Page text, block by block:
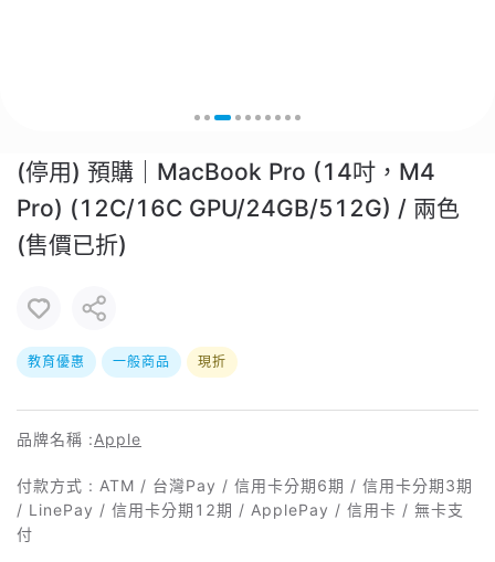
(停用) 預購｜MacBook Pro (14吋，M4
Pro) (12C/16C GPU/24GB/512G) / 兩色
(售價已折)
教育優惠 一般商品 現折
品牌名稱 :Apple
付款方式 : ATM / 台灣Pay / 信用卡分期6期 / 信用卡分期3期
/ LinePay / 信用卡分期12期 / ApplePay / 信用卡 / 無卡支
付